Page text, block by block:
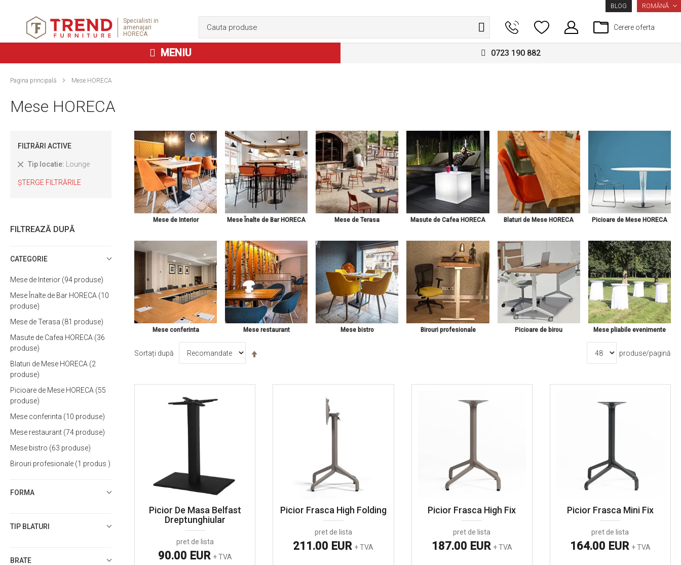
BLOG LIMBA
ROMÂNĂ
Specialisti in
amenajari
HORECA
Cerere oferta
MENIU 0723 190 882
Pagina principală Mese HORECA
Mese HORECA
Mese de Interior Mese Înalte de Bar HORECA Mese de Terasa Masute de Cafea HORECA Blaturi de Mese HORECA Picioare de Mese HORECA
Mese conferinta Mese restaurant Mese bistro Birouri profesionale Picioare de birou Mese pliabile evenimente
produse/pagină
Sortați după
Picior De Masa Belfast
Dreptunghiular
pret de lista
90.00 EUR + TVA
Picior Frasca High Folding
pret de lista
211.00 EUR + TVA
Picior Frasca High Fix
pret de lista
187.00 EUR + TVA
Picior Frasca Mini Fix
pret de lista
164.00 EUR + TVA
FILTRĂRI ACTIVE
Tip locatie Lounge
ȘTERGE FILTRĂRILE
FILTREAZĂ DUPĂ
CATEGORIE
Mese de Interior 94 produse
Mese Înalte de Bar HORECA
10
produse
Mese de Terasa
81 produse
Masute de Cafea HORECA
36
produse
Blaturi de Mese HORECA
2
produse
Picioare de Mese HORECA
55
produse
Mese conferinta
10 produse
Mese restaurant 74 produse
Mese bistro
63 produse
Birouri profesionale 1 produs
FORMA
TIP BLATURI
BRATE